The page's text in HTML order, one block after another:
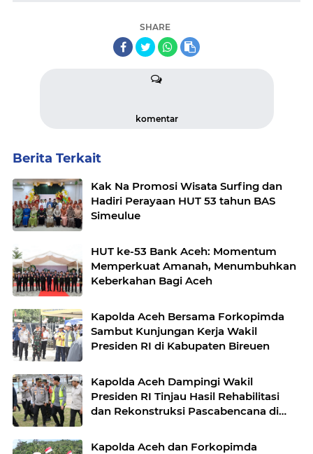
SHARE
komentar
Berita Terkait
Kak Na Promosi Wisata Surfing dan
Hadiri Perayaan HUT 53 tahun BAS
Simeulue
HUT ke-53 Bank Aceh: Momentum
Memperkuat Amanah, Menumbuhkan
Keberkahan Bagi Aceh
Kapolda Aceh Bersama Forkopimda
Sambut Kunjungan Kerja Wakil
Presiden RI di Kabupaten Bireuen
Kapolda Aceh Dampingi Wakil
Presiden RI Tinjau Hasil Rehabilitasi
dan Rekonstruksi Pascabencana di
Kapolda Aceh dan Forkopimda